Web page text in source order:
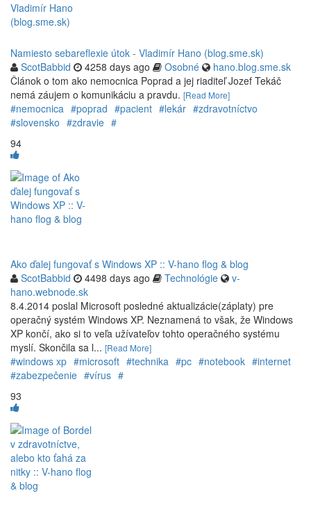
Namiesto sebareflexie útok - Vladimír Hano (blog.sme.sk)
ScotBabbid
4258 days ago Osobné
hano.blog.sme.sk
Článok o tom ako nemocnica Poprad a jej riaditeľ Jozef Tekáč
nemá záujem o komunikáciu a pravdu. [Read More]
#nemocnica #poprad #pacient #lekár #zdravotníctvo
#slovensko #zdravie #
94
Ako ďalej fungovať s Windows XP :: V-hano flog & blog
ScotBabbid
4498 days ago Technológie
v-
hano.webnode.sk
8.4.2014 poslal Microsoft posledné aktualizácie(záplaty) pre
operačný systém Windows XP. Neznamená to však, že Windows
XP končí, ako si to veľa užívateľov tohto operačného systému
myslí. Skončila sa l... [Read More]
#windows xp #microsoft #technika #pc #notebook #internet
#zabezpečenie #vírus #
93